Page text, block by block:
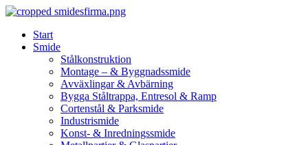
Skip
contentStart
Smide
Stålkonstruktion
Montage – & Byggnadssmide
Avväxlingar & Avbärning
Bygga Ståltrappa, Entresol & Ramp
Cortenstål & Parksmide
Industrismide
Konst- & Inredningssmide